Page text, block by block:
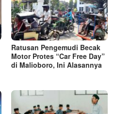
Ratusan Pengemudi Becak
Motor Protes “Car Free Day”
di Malioboro, Ini Alasannya